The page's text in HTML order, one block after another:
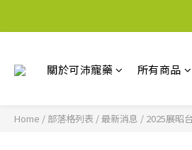
關於可沛寵藥 所有商品
Home / 部落格列表 /最新消息 / 2025展昭